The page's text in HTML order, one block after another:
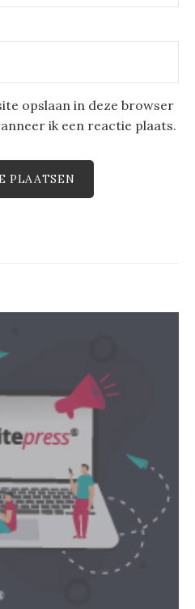
opslaan in deze browser
ik een reactie plaats.